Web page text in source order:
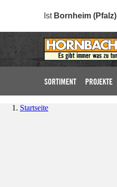
Ist Bornheim (Pfalz)
SORTIMENT PROJEKTE
Startseite